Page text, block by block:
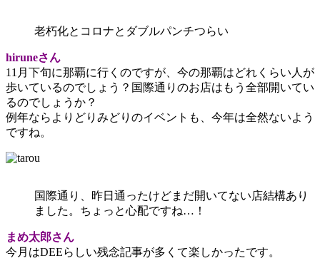
老朽化とコロナとダブルパンチつらい
hiruneさん
11月下旬に那覇に行くのですが、今の那覇はどれくらい人が
歩いているのでしょう？国際通りのお店はもう全部開いてい
るのでしょうか？
例年ならよりどりみどりのイベントも、今年は全然ないよう
ですね。
国際通り、昨日通ったけどまだ開いてない店結構あり
ました。ちょっと心配ですね…！
まめ太郎さん
今月はDEEらしい残念記事が多くて楽しかったです。